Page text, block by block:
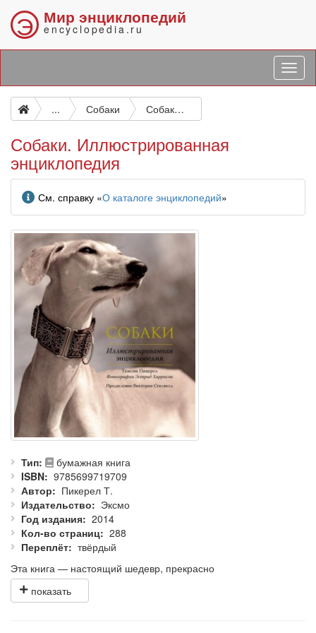
Э Мир энциклопедий
encyclopedia.ru
... Собаки Собаки. Иллюстрированная энциклопедия
Собаки. Иллюстрированная
энциклопедия
Информация
См. справку «О каталоге энциклопедий»
Тип
бумажная книга
ISBN
9785699719709
Автор
Пикерел Т.
Издательство
Эксмо
Год издания
2014
Кол-во страниц
288
Переплёт
твёрдый
Эта книга — настоящий шедевр, прекрасно
иллюстрированная энциклопедия, подробно повествующая об
истории собак. Собаки сопровождали людей на протяжении